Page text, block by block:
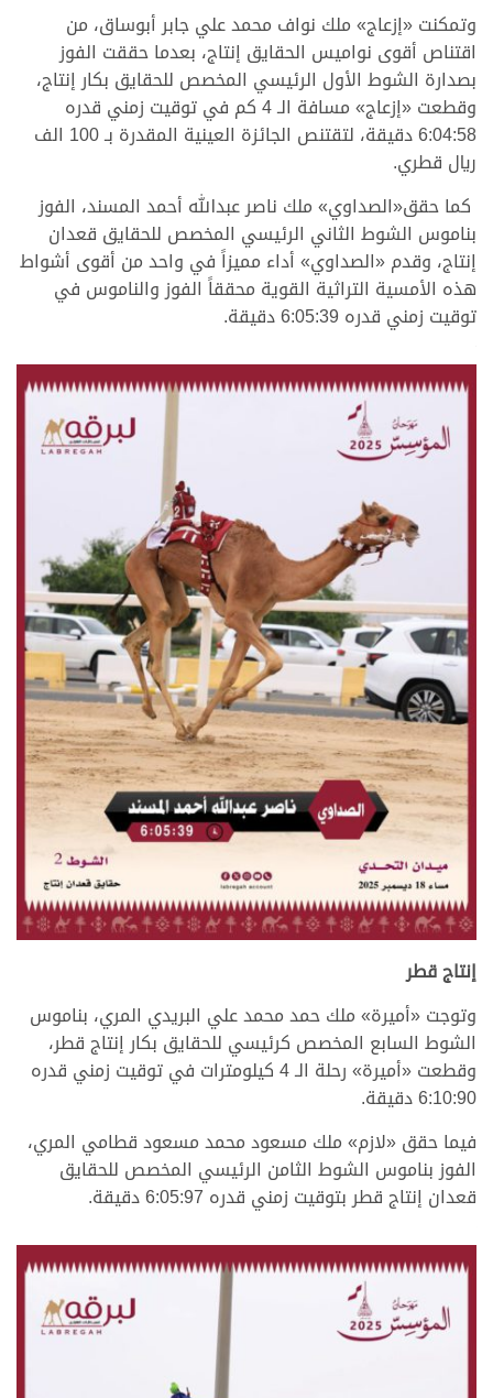
وتمكنت «إزعاج» ملك نواف محمد علي جابر أبوساق، من
اقتناص أقوى نواميس الحقايق إنتاج، بعدما حققت الفوز
بصدارة الشوط الأول الرئيسي المخصص للحقايق بكار إنتاج،
وقطعت «إزعاج» مسافة الـ 4 كم في توقيت زمني قدره
6:04:58 دقيقة، لتقتنص الجائزة العينية المقدرة بـ 100 الف
ريال قطري.
كما حقق«الصداوي» ملك ناصر عبدالله أحمد المسند، الفوز
بناموس الشوط الثاني الرئيسي المخصص للحقايق قعدان
إنتاج، وقدم «الصداوي» أداء مميزاً في واحد من أقوى أشواط
هذه الأمسية التراثية القوية محققاً الفوز والناموس في
توقيت زمني قدره 6:05:39 دقيقة.
إنتاج قطر
وتوجت «أميرة» ملك حمد محمد علي البريدي المري، بناموس
الشوط السابع المخصص كرئيسي للحقايق بكار إنتاج قطر،
وقطعت «أميرة» رحلة الـ 4 كيلومترات في توقيت زمني قدره
6:10:90 دقيقة.
فيما حقق «لازم» ملك مسعود محمد مسعود قطامي المري،
الفوز بناموس الشوط الثامن الرئيسي المخصص للحقايق
قعدان إنتاج قطر بتوقيت زمني قدره 6:05:97 دقيقة.